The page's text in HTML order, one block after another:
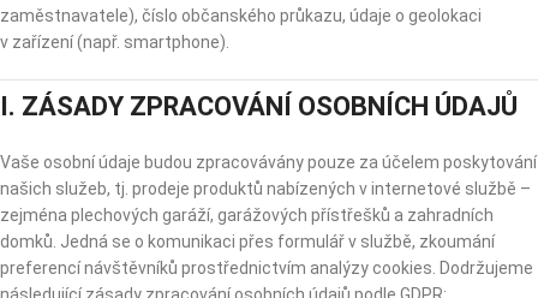
zaměstnavatele), číslo občanského průkazu, údaje o geolokaci
v zařízení (např. smartphone).
I. ZÁSADY ZPRACOVÁNÍ OSOBNÍCH ÚDAJŮ
Vaše osobní údaje budou zpracovávány pouze za účelem poskytování
našich služeb, tj. prodeje produktů nabízených v internetové službě –
zejména plechových garáží, garážových přístřešků a zahradních
domků. Jedná se o komunikaci přes formulář v službě, zkoumání
preferencí návštěvníků prostřednictvím analýzy cookies. Dodržujeme